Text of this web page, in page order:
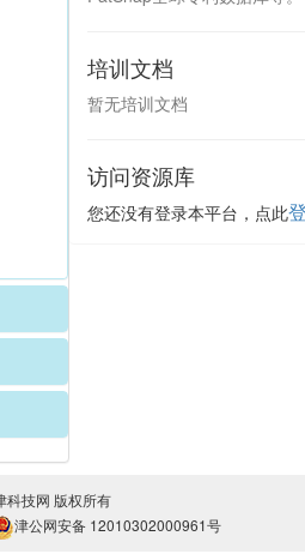
培训文档
暂无培训文档
访问资源库
您还没有登录本平台，点此
科技网 版权所有
津公网安备 12010302000961号